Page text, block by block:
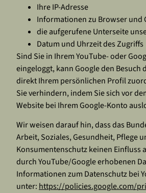
Ihre IP-Adresse
Informationen zu Browser und
die aufgerufene Unterseite
Datum und Uhrzeit des Zugriffs
Sind Sie in Ihrem YouTube- oder
eingeloggt, kann Google den Besuch
direkt Ihrem persönlichen Profil
Sie verhindern, indem Sie sich vor
Website bei Ihrem Google-Konto
Wir weisen darauf hin, dass das
Arbeit, Soziales, Gesundheit, Pflege
Konsumentenschutz keinen Einfluss
durch YouTube/Google erhobenen
Informationen zum Datenschutz bei
unter: https://policies.google.com/